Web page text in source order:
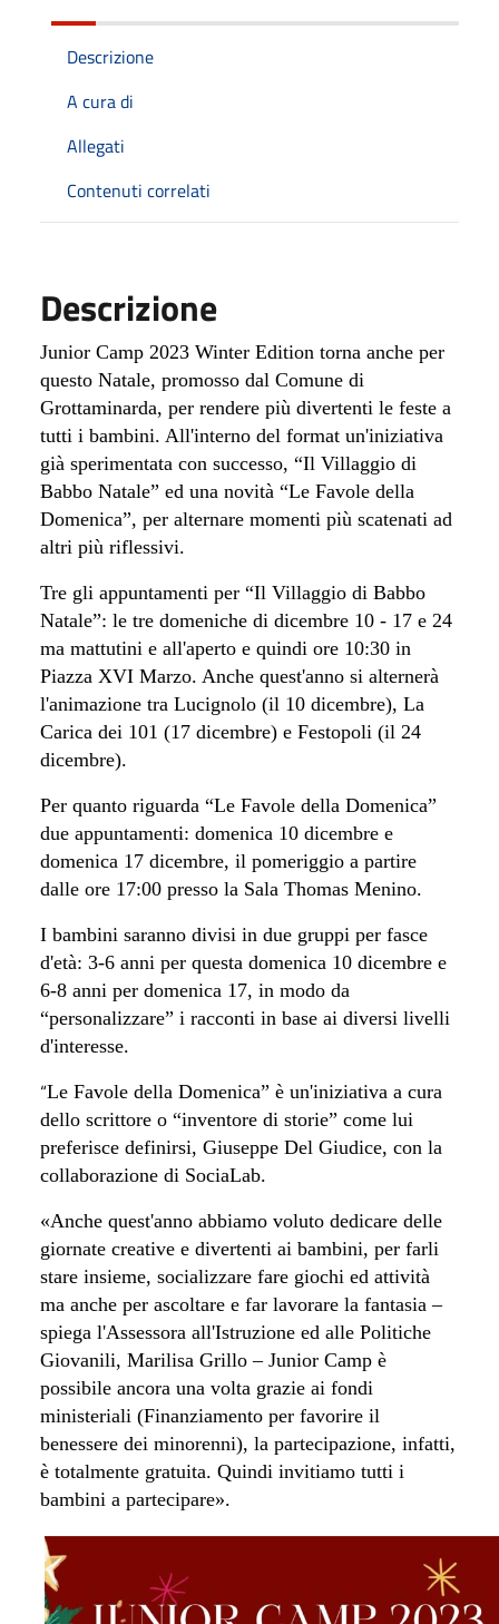
Descrizione
A cura di
Allegati
Contenuti correlati
Descrizione
Junior Camp 2023 Winter Edition torna anche per
questo Natale, promosso dal Comune di
Grottaminarda, per rendere più divertenti le feste a
tutti i bambini. All'interno del format un'iniziativa
già sperimentata con successo, “Il Villaggio di
Babbo Natale” ed una novità “Le Favole della
Domenica”, per alternare momenti più scatenati ad
altri più riflessivi.
Tre gli appuntamenti per “Il Villaggio di Babbo
Natale”: le tre domeniche di dicembre 10 - 17 e 24
ma mattutini e all'aperto e quindi ore 10:30 in
Piazza XVI Marzo. Anche quest'anno si alternerà
l'animazione tra Lucignolo (il 10 dicembre), La
Carica dei 101 (17 dicembre) e Festopoli (il 24
dicembre).
Per quanto riguarda “Le Favole della Domenica”
due appuntamenti: domenica 10 dicembre e
domenica 17 dicembre, il pomeriggio a partire
dalle ore 17:00 presso la Sala Thomas Menino.
I bambini saranno divisi in due gruppi per fasce
d'età: 3-6 anni per questa domenica 10 dicembre e
6-8 anni per domenica 17, in modo da
“personalizzare” i racconti in base ai diversi livelli
d'interesse.
“Le Favole della Domenica” è un'iniziativa a cura
dello scrittore o “inventore di storie” come lui
preferisce definirsi, Giuseppe Del Giudice, con la
collaborazione di SociaLab.
«Anche quest'anno abbiamo voluto dedicare delle
giornate creative e divertenti ai bambini, per farli
stare insieme, socializzare fare giochi ed attività
ma anche per ascoltare e far lavorare la fantasia –
spiega l'Assessora all'Istruzione ed alle Politiche
Giovanili, Marilisa Grillo – Junior Camp è
possibile ancora una volta grazie ai fondi
ministeriali (Finanziamento per favorire il
benessere dei minorenni), la partecipazione, infatti,
è totalmente gratuita. Quindi invitiamo tutti i
bambini a partecipare».